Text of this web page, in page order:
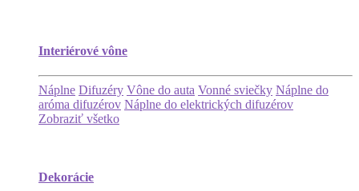
Interiérové vône
Náplne Difuzéry Vône do auta Vonné sviečky Náplne do
aróma difuzérov Náplne do elektrických difuzérov
Zobraziť všetko
Dekorácie